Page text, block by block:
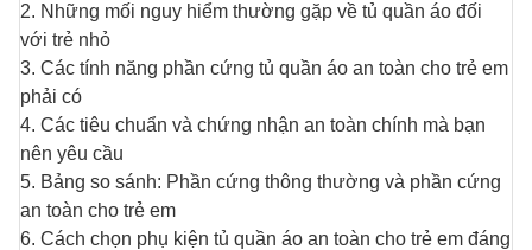
2. Những mối nguy hiểm thường gặp về tủ quần áo đối
với trẻ nhỏ
3. Các tính năng phần cứng tủ quần áo an toàn cho trẻ em
phải có
4. Các tiêu chuẩn và chứng nhận an toàn chính mà bạn
nên yêu cầu
5. Bảng so sánh: Phần cứng thông thường và phần cứng
an toàn cho trẻ em
6. Cách chọn phụ kiện tủ quần áo an toàn cho trẻ em đáng